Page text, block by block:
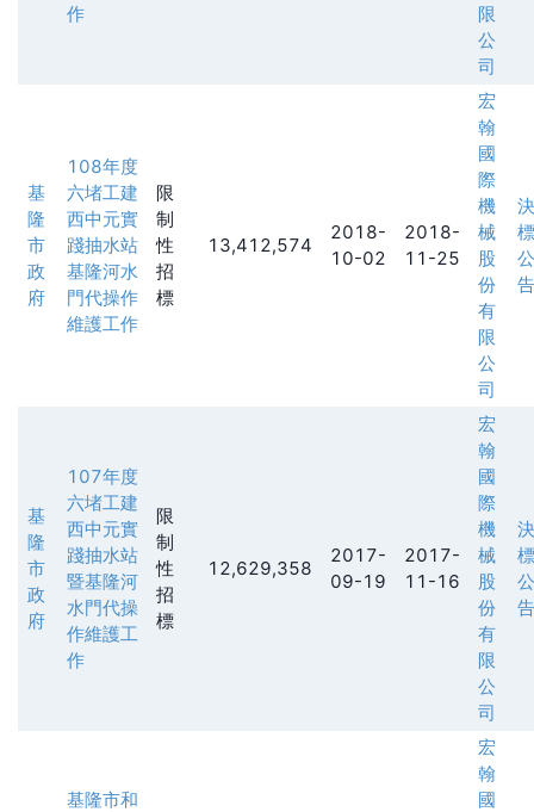
作
限
公
司
基
隆
市
政
府
108年度
六堵工建
西中元實
踐抽水站
基隆河水
門代操作
維護工作
限
制
性
招
標
13,412,574
2018-
10-02
2018-
11-25
宏
翰
國
際
機
械
股
份
有
限
公
司
決
標
公
告
基
隆
市
政
府
107年度
六堵工建
西中元實
踐抽水站
暨基隆河
水門代操
作維護工
作
限
制
性
招
標
12,629,358
2017-
09-19
2017-
11-16
宏
翰
國
際
機
械
股
份
有
限
公
司
決
標
公
告
基隆市和
宏
翰
國